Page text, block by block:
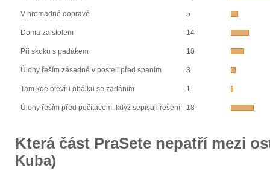
V hromadné dopravě 5
Doma za stolem 14
Při skoku s padákem 10
Úlohy řeším zásadně v posteli před spaním 3
Tam kde otevřu obálku se zadáním 1
Úlohy řeším před počítačem, když sepisuji řešení 18
Která část PraSete nepatří mezi
Kuba)